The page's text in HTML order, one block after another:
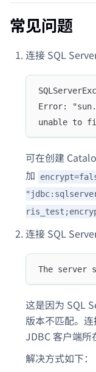
常见问题
连接 SQL
Error:
unable to
可在创建
加
连接 SQL
The server
这是因为 SQL
版本不匹配。
JDBC 客户端所
解决方式如下：